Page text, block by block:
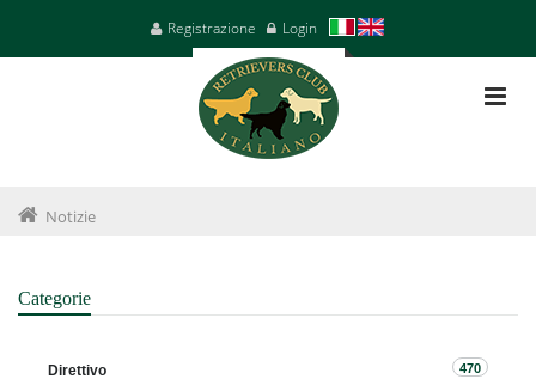
Registrazione Login
Notizie
Categorie
Direttivo 470